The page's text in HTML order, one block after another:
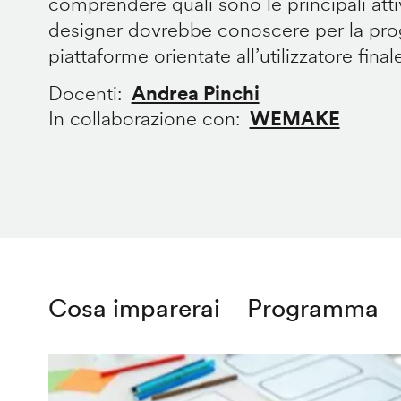
designer dovrebbe conoscere per la
piattaforme orientate all’utilizzatore
Docenti
Andrea Pinchi
In collaborazione con
WEMAKE
Cosa imparerai Programma